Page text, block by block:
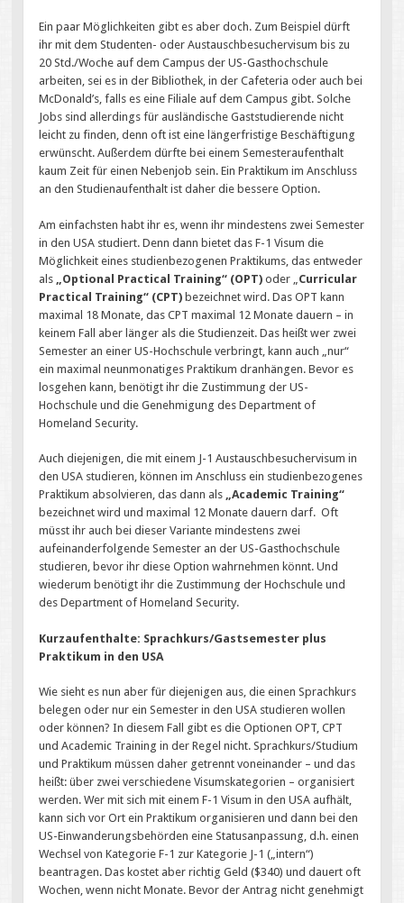
Ein paar Möglichkeiten gibt es aber doch. Zum Beispiel dürft
ihr mit dem Studenten- oder Austauschbesuchervisum bis zu
20 Std./Woche auf dem Campus der US-Gasthochschule
arbeiten, sei es in der Bibliothek, in der Cafeteria oder auch bei
McDonald’s, falls es eine Filiale auf dem Campus gibt. Solche
Jobs sind allerdings für ausländische Gaststudierende nicht
leicht zu finden, denn oft ist eine längerfristige Beschäftigung
erwünscht. Außerdem dürfte bei einem Semesteraufenthalt
kaum Zeit für einen Nebenjob sein. Ein Praktikum im Anschluss
an den Studienaufenthalt ist daher die bessere Option.
Am einfachsten habt ihr es, wenn ihr mindestens zwei Semester
in den USA studiert. Denn dann bietet das F-1 Visum die
Möglichkeit eines studienbezogenen Praktikums, das entweder
als
„Optional Practical Training“ (OPT) oder „ Curricular
Practical Training“ (CPT) bezeichnet wird. Das OPT kann
maximal 18 Monate, das CPT maximal 12 Monate dauern – in
keinem Fall aber länger als die Studienzeit. Das heißt wer zwei
Semester an einer US-Hochschule verbringt, kann auch „nur“
ein maximal neunmonatiges Praktikum dranhängen. Bevor es
losgehen kann, benötigt ihr die Zustimmung der US-
Hochschule und die Genehmigung des Department of
Homeland Security.
Auch diejenigen, die mit einem J-1 Austauschbesuchervisum in
den USA studieren, können im Anschluss ein studienbezogenes
Praktikum absolvieren, das dann als „Academic Training“
bezeichnet wird und maximal 12 Monate dauern darf. Oft
müsst ihr auch bei dieser Variante mindestens zwei
aufeinanderfolgende Semester an der US-Gasthochschule
studieren, bevor ihr diese Option wahrnehmen könnt. Und
wiederum benötigt ihr die Zustimmung der Hochschule und
des Department of Homeland Security.
Kurzaufenthalte: Sprachkurs/Gastsemester plus
Praktikum in den USA
Wie sieht es nun aber für diejenigen aus, die einen Sprachkurs
belegen oder nur ein Semester in den USA studieren wollen
oder können? In diesem Fall gibt es die Optionen OPT, CPT
und Academic Training in der Regel nicht. Sprachkurs/Studium
und Praktikum müssen daher getrennt voneinander – und das
heißt: über zwei verschiedene Visumskategorien – organisiert
werden. Wer mit sich mit einem F-1 Visum in den USA aufhält,
kann sich vor Ort ein Praktikum organisieren und dann bei den
US-Einwanderungsbehörden eine Statusanpassung, d.h. einen
Wechsel von Kategorie F-1 zur Kategorie J-1 („intern“)
beantragen. Das kostet aber richtig Geld ($340) und dauert oft
Wochen, wenn nicht Monate. Bevor der Antrag nicht genehmigt